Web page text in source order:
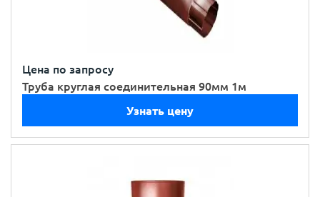
Цена по запросу
Труба круглая соединительная 90мм 1м
Узнать цену